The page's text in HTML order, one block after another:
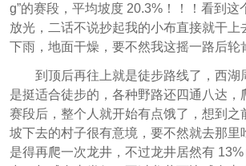
g”的赛段，平均坡度 20.3%！！！看到这
放光，二话不说抄起我的小布直接就干上
下雨，地面干燥，要不然我这摇一路后轮
到顶后再往上就是徒步路线了，西湖
是挺适合徒步的，各种野路还四通八达，
赛段后，整个人就开始有点饿了，想到之
坡下去的村子很有意境，要不然就去那里
是得再爬一次龙井，不过龙井居然有